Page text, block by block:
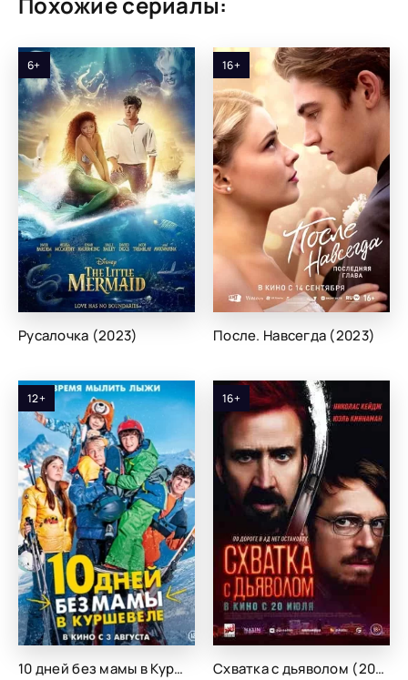
6+
Русалочка (2023)
16+
После. Навсегда (2023)
12+
10 дней без мамы в Куршевеле (2023)
16+
Схватка с дьяволом (2023)